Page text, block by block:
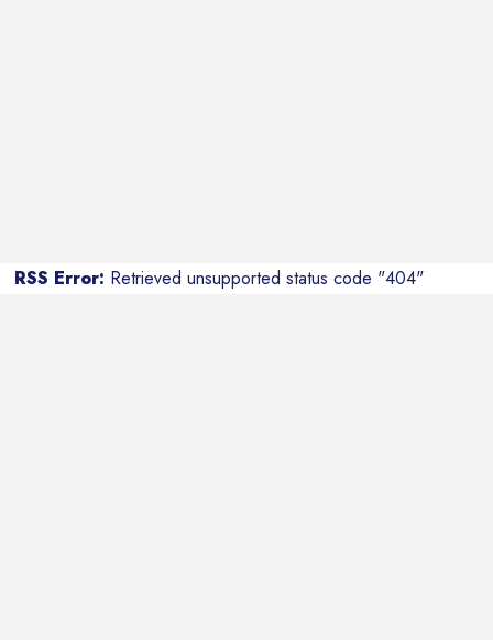
RSS Error: Retrieved unsupported status code "404"